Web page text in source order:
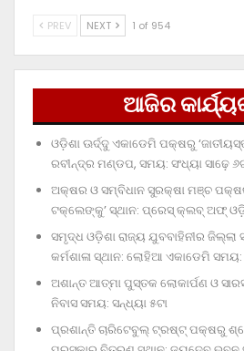
PREV NEXT 1 of 954
ଆଜିର
ଓଡ଼ିଶା ଊର୍ଦ୍ଦୁ ଏକାଡେମି ପକ୍ଷରୁ
ରବୀନ୍ଦ୍ର ମଣ୍ଡପ, ସମୟ: ସଂଧ୍ୟା ସାଢ଼େ
ଅକ୍ଷର ଓ ସମ୍ବିଧାନ ସୁରକ୍ଷା ମଞ୍ଚ
ଟକ୍‌ଲେଙ୍କୁ’ ସ୍ଥାନ: ପ୍ରେସ୍‌ କ୍ଲବ୍‌ ଅଫ୍‌
ସମୃଦ୍ଧ ଓଡ଼ିଶା ରାଜ୍ୟ ଯୁବବାହିନୀର
କର୍ମଶାଳା ସ୍ଥାନ: ଲୋହିଆ ଏକାଡେମି
ଅଶାନ୍ତ ଆତ୍ମା ପୁସ୍ତକ ଲୋକାର୍ପଣ ଓ
ନିବାସ ସମୟ: ସନ୍ଧ୍ୟା ୫ଟା
ପ୍ରଶାନ୍ତି ଚାରିଟେବୁଲ୍‌ ଟ୍ରଷ୍ଟ୍‌ ପକ୍ଷରୁ